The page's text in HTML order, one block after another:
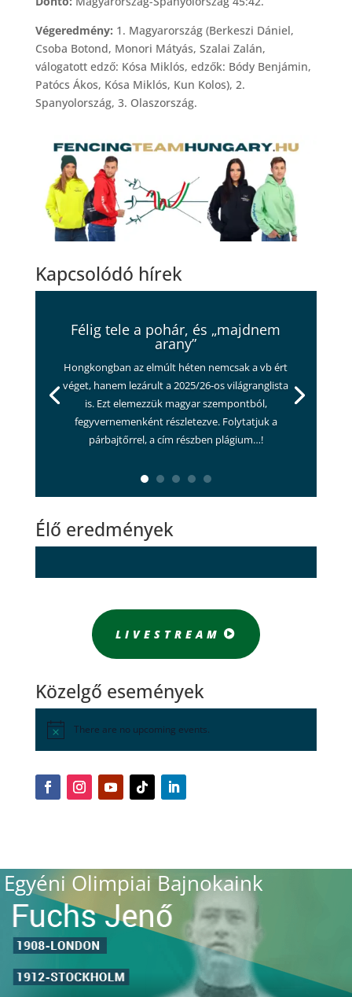
Végeredmény: 1. Magyarország (Berkeszi Dániel,
Csoba Botond, Monori Mátyás, Szalai Zalán,
válogatott edző: Kósa Miklós, edzők: Bódy Benjámin,
Patócs Ákos, Kósa Miklós, Kun Kolos), 2.
Spanyolország, 3. Olaszország.
Kapcsolódó hírek
Félig tele a pohár, és „majdnem
arany”
Hongkongban az elmúlt héten nemcsak a vb ért
véget, hanem lezárult a 2025/26-os világranglista
is. Ezt elemezzük magyar szempontból,
fegyvernemenként részletezve. Folytatjuk a
párbajtőrrel, a cím részben plágium…!
Élő eredmények
LIVESTREAM
Közelgő események
There are no upcoming events.
Egyéni Olimpiai Bajnokaink